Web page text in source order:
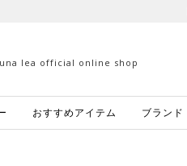
lea official online shop
おすすめアイテム ブランド